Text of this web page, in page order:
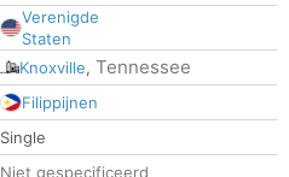
Verenigde
Staten
Knoxville, Tennessee
Filippijnen
Single
Niet gespecificeerd